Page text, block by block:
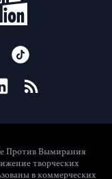
Против Вымирания
творческих
в коммерческих